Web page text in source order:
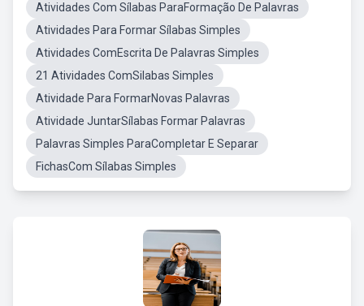
Atividades Com Sílabas ParaFormação De Palavras
Atividades Para Formar Sílabas Simples
Atividades ComEscrita De Palavras Simples
21 Atividades ComSilabas Simples
Atividade Para FormarNovas Palavras
Atividade JuntarSílabas Formar Palavras
Palavras Simples ParaCompletar E Separar
FichasCom Sílabas Simples